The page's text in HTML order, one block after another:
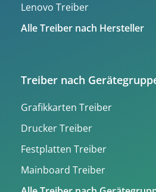
Lenovo Treiber
Alle Treiber nach Hersteller
Treiber nach
Grafikkarten Treiber
Drucker Treiber
Festplatten Treiber
Mainboard Treiber